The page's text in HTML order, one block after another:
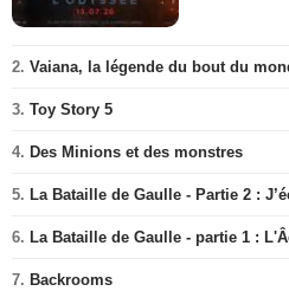
2. Vaiana, la légende du bout du
3. Toy Story 5
4. Des Minions et des monstres
5. La Bataille de Gaulle - Partie 2 :
6. La Bataille de Gaulle - partie 1 :
7. Backrooms